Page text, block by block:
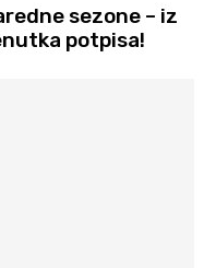
sezone – iz
potpisa!